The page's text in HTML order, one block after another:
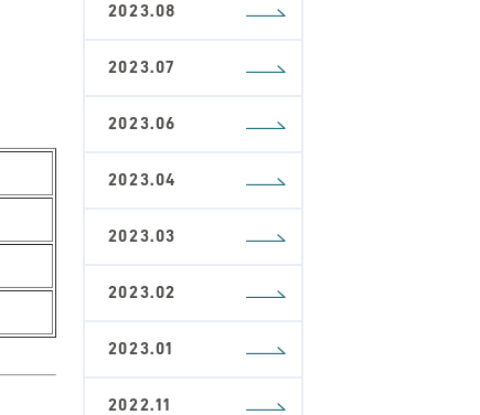
2023.08
2023.07
2023.06
2023.04
2023.03
2023.02
2023.01
2022.11